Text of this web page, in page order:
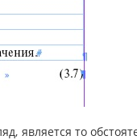
является то